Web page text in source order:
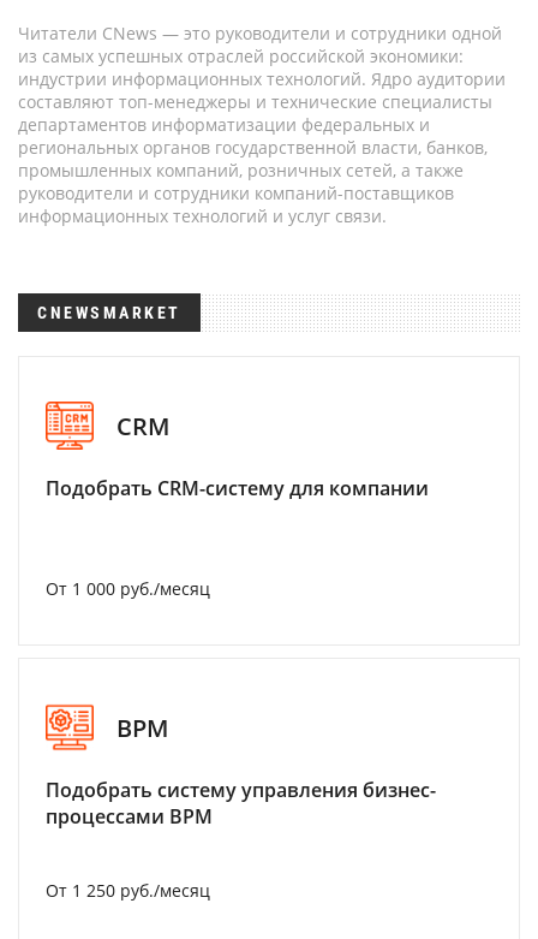
Читатели CNews — это руководители и сотрудники одной
из самых успешных отраслей российской экономики:
индустрии информационных технологий. Ядро аудитории
составляют топ-менеджеры и технические специалисты
департаментов информатизации федеральных и
региональных органов государственной власти, банков,
промышленных компаний, розничных сетей, а также
руководители и сотрудники компаний-поставщиков
информационных технологий и услуг связи.
CNEWSMARKET
CRM
Подобрать CRM-систему для компании
От 1 000 руб./месяц
BPM
Подобрать систему управления бизнес-
процессами BPM
От 1 250 руб./месяц